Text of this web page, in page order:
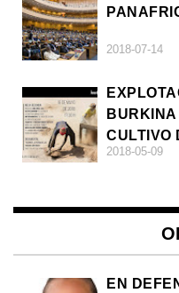
2018-07-14
CULTIVO
2018-05-09
EN